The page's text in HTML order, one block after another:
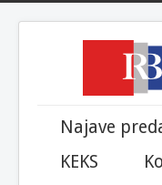
Najave
KEKS